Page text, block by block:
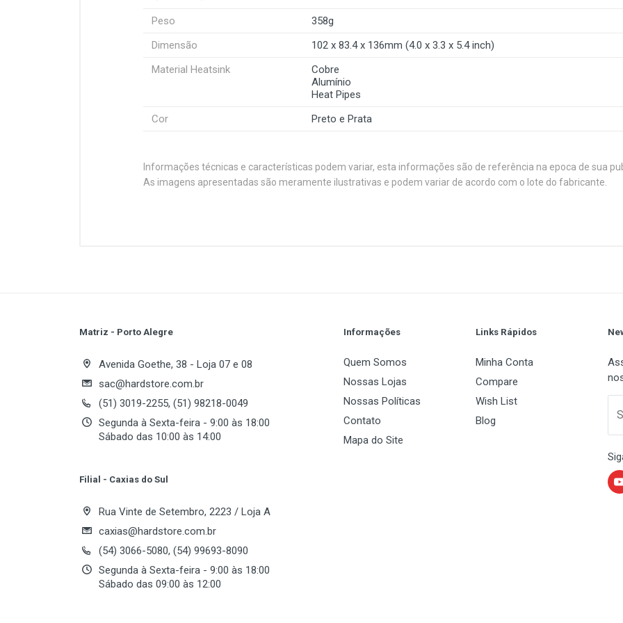
Peso
358g
Dimensão
102 x 83.4 x 136mm (4.0 x 3.3 x 5.4 inch)
Material Heatsink
Cobre
Alumínio
Heat Pipes
Cor
Preto e Prata
Informações técnicas e características podem variar, esta informações são de referência na epoca de sua
As imagens apresentadas são meramente ilustrativas e podem variar de acordo com o lote do fabricante.
Dimensão do Fan
92 x 25 mm
Velocidade do Fan
600 - 2,000 RPM (PWM) ± 10%
Nível de Ruído
MTBF
Suporte a Soquete
AMD
Intel
Review Stars Email Address
Matriz - Porto Alegre
Avenida Goethe, 38 - Loja 07 e 08
sac@hardstore.com.br
(51) 3019-2255, (51) 98218-0049
Segunda à Sexta-feira - 9:00 às 18:00
Sábado das 10:00 às 14:00
Filial - Caxias do Sul
Rua Vinte de Setembro, 2223 / Loja A
caxias@hardstore.com.br
(54) 3066-5080, (54) 99693-8090
Segunda à Sexta-feira - 9:00 às 18:00
Sábado das 09:00 às 12:00
Informações
Quem Somos
Nossas Lojas
Nossas Políticas
Contato
Mapa do Site
Links Rápidos
Minha Conta
Compare
Wish List
Blog